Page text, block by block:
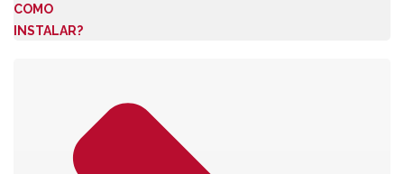
COMO
INSTALAR?